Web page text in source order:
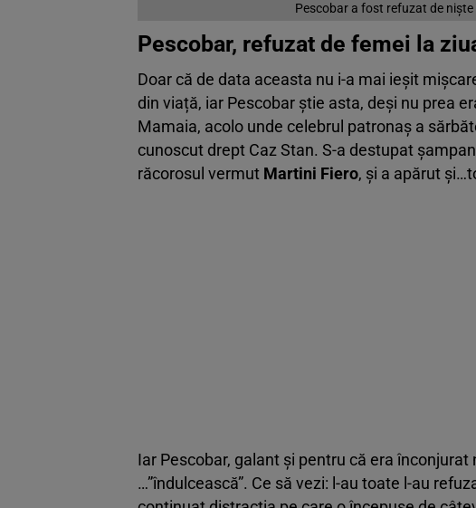
Pescobar a fost refuzat de
Pescobar, refuzat de femei la
Doar că de data aceasta nu i-a mai ieșit
din viață, iar Pescobar știe asta, deși nu prea
Mamaia, acolo unde celebrul patronaș a
cunoscut drept Caz Stan. S-a destupat
răcorosul vermut Martini Fiero, și a apărut
Iar Pescobar, galant și pentru că era
…”îndulcească”. Ce să vezi: l-au toate l-au